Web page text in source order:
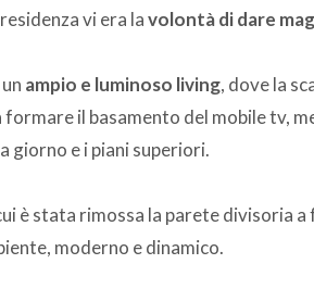
vi era lavolontà di dare
ampio e luminoso living, dove la
formare il basamento del mobile tv,
giorno e i piani superiori.
è stata rimossa la parete divisoria
moderno e dinamico.